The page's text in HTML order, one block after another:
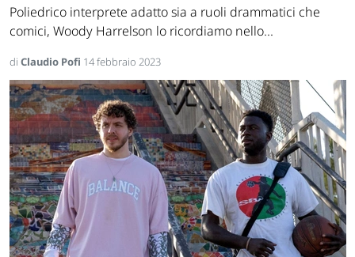
Poliedrico interprete adatto sia a ruoli drammatici che
comici, Woody Harrelson lo ricordiamo nello...
di Claudio Pofi 14 febbraio 2023